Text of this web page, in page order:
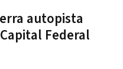
autopista
Federal